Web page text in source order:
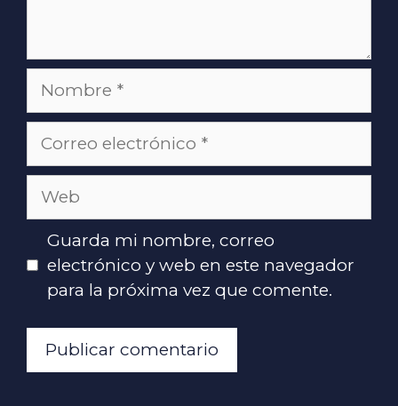
Nombre
Correo
Web
Guarda mi nombre, correo
electrónico y web en este navegador
para la próxima vez que comente.